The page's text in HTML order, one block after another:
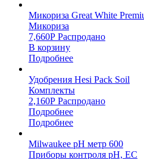
Микориза Great White
Микориза
7,660Р Распродано
В корзину
Подробнее
Удобрения Hesi Pack Soil
Комплекты
2,160Р Распродано
Подробнее
Подробнее
Milwaukee pH метр 600
Приборы контроля pH, EC